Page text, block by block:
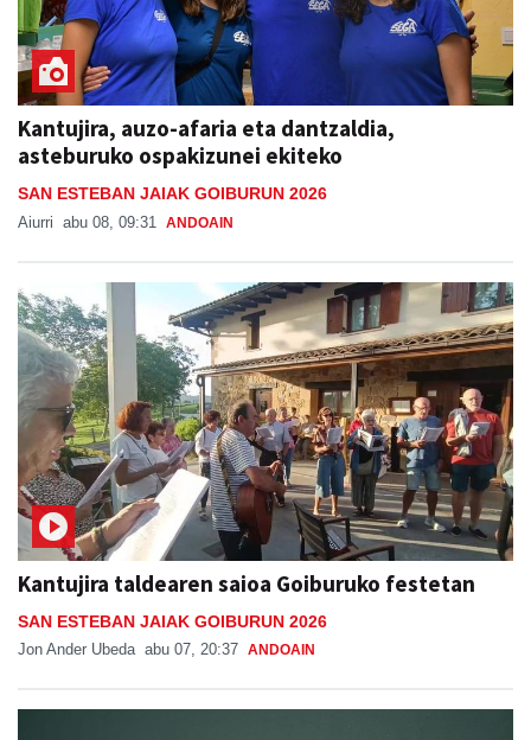
Kantujira, auzo-afaria eta dantzaldia,
asteburuko ospakizunei ekiteko
SAN ESTEBAN JAIAK GOIBURUN 2026
Aiurri abu 08, 09:31 ANDOAIN
Kantujira taldearen saioa Goiburuko festetan
SAN ESTEBAN JAIAK GOIBURUN 2026
Jon Ander Ubeda abu 07, 20:37 ANDOAIN